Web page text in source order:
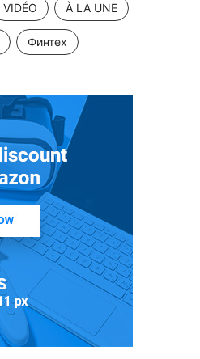
VIDÉO À LA UNE
Финтех